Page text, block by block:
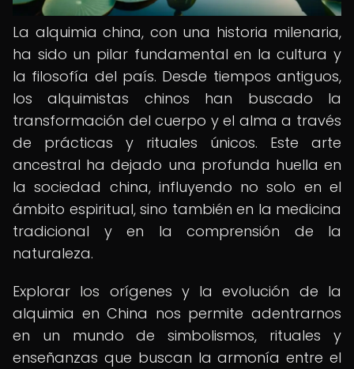
La alquimia china, con una historia milenaria,
ha sido un pilar fundamental en la cultura y
la filosofía del país. Desde tiempos antiguos,
los alquimistas chinos han buscado la
transformación del cuerpo y el alma a través
de prácticas y rituales únicos. Este arte
ancestral ha dejado una profunda huella en
la sociedad china, influyendo no solo en el
ámbito espiritual, sino también en la medicina
tradicional y en la comprensión de la
naturaleza.
Explorar los orígenes y la evolución de la
alquimia en China nos permite adentrarnos
en un mundo de simbolismos, rituales y
enseñanzas que buscan la armonía entre el